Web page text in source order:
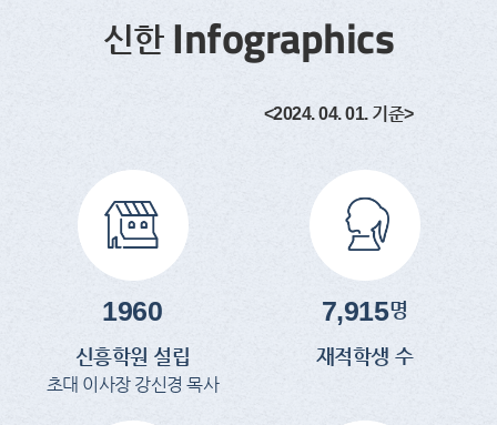
신한 Infographics
<2024. 04. 01. 기준>
1960
신흥학원 설립
초대 이사장 강신경 목사
7,915명
재적학생 수